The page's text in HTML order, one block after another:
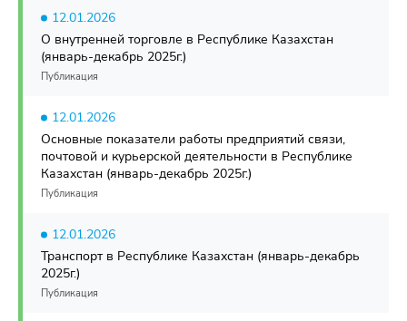
12.01.2026
О внутренней торговле в Республике Казахстан
(январь-декабрь 2025г.)
Публикация
12.01.2026
Основные показатели работы предприятий связи,
почтовой и курьерской деятельности в Республике
Казахстан (январь-декабрь 2025г.)
Публикация
12.01.2026
Транспорт в Республике Казахстан (январь-декабрь
2025г.)
Публикация